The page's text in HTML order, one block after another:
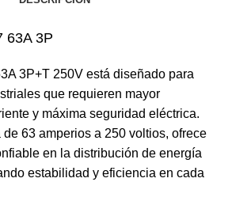
63A 3P
3P+T 250V está diseñado para
que requieren mayor
y máxima seguridad eléctrica.
63 amperios a 250 voltios, ofrece
en la distribución de energía
estabilidad y eficiencia en cada